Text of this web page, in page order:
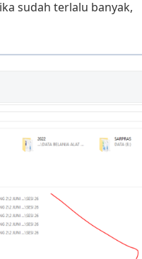
sudah terlalu banyak,